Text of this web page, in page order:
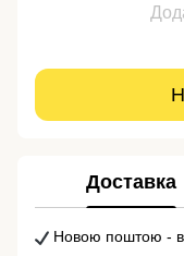
Доставка
Новою поштою -